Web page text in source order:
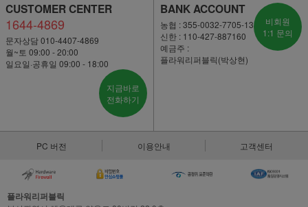
CUSTOMER CENTER
1644-4869
문자상담 010-4407-4869
월~토 09:00 - 20:00
일요일·공휴일 09:00 - 18:00
지금바로
전화하기
BANK ACCOUNT
농협 : 355-0032-7705-13
신한 : 110-427-887160
예금주 :
플라워리퍼블릭(박상현)
비회원
1:1 문의
PC 버전 이용안내 고객센터
플라워리퍼블릭